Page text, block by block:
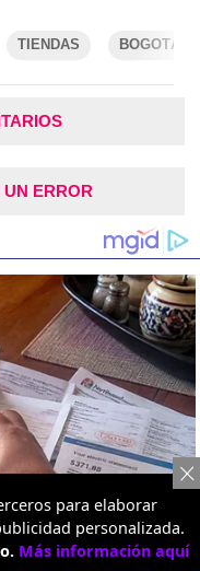
TIENDAS BOGOTÁ
ERROR
para elaborar
personalizada.
Más información aquí